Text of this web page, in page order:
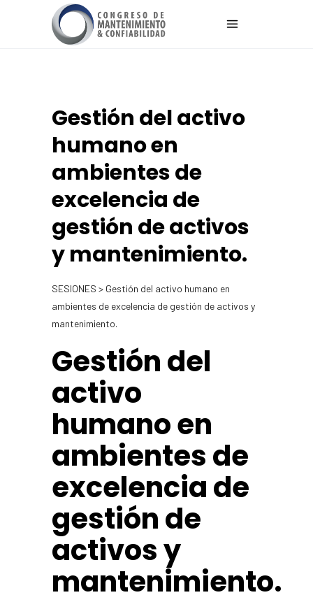
Gestión del activo
humano en
ambientes de
excelencia de
gestión de activos
y mantenimiento.
SESIONES > Gestión del activo humano en
ambientes de excelencia de gestión de activos y
mantenimiento.
Gestión del
activo
humano en
ambientes de
excelencia de
gestión de
activos y
mantenimiento.